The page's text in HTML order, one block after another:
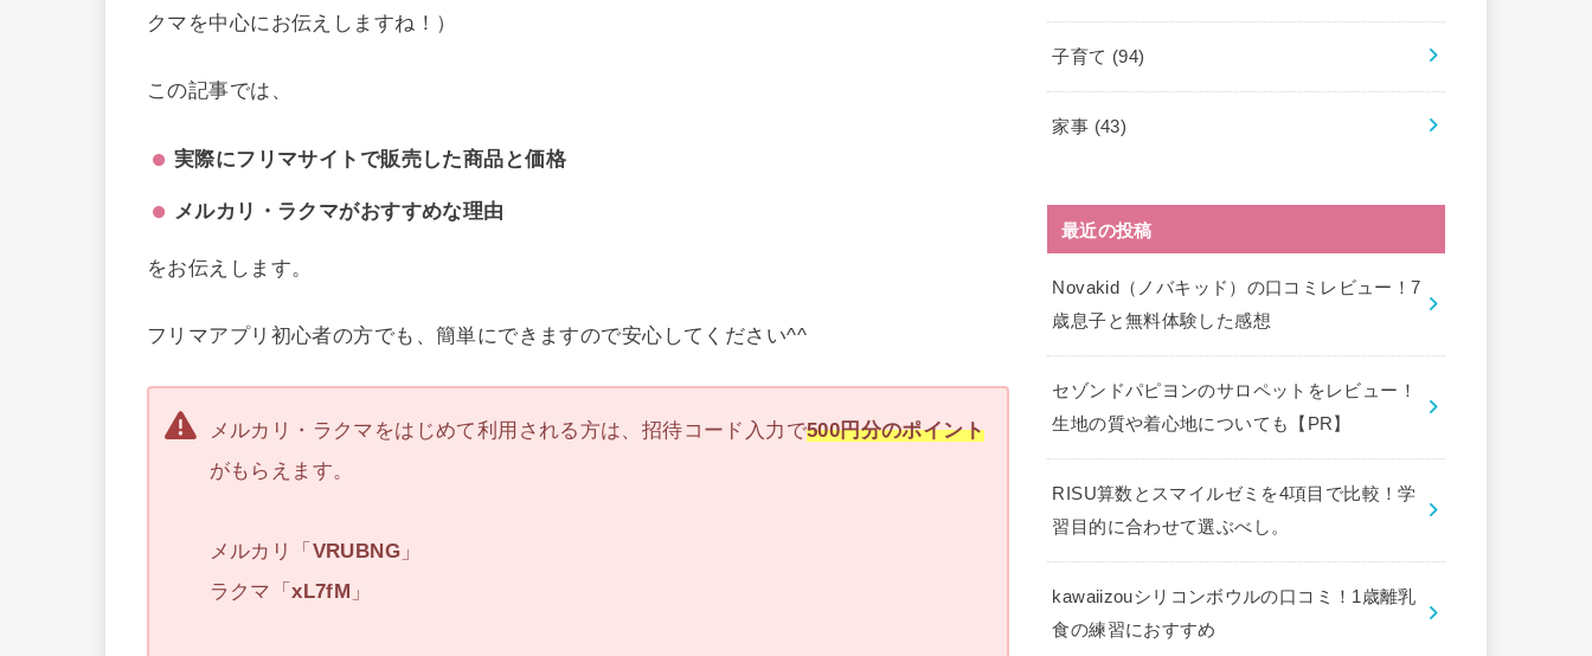
クマを中心にお伝えしますね！）
この記事では、
実際にフリマサイトで販売した商品と価格
メルカリ・ラクマがおすすめな理由
をお伝えします。
フリマアプリ初心者の方でも、簡単にできますので安心してください^^
メルカリ・ラクマをはじめて利用される方は、招待コード入力で500円分のポイント
がもらえます。
メルカリ「 VRUBNG」
ラクマ「xL7fM 」
子育て (94)
家事 (43)
最近の投稿
Novakid（ノバキッド）の口コミレビュー！7
歳息子と無料体験した感想
セゾンドパピヨンのサロペットをレビュー！
生地の質や着心地についても【PR】
RISU算数とスマイルゼミを4項目で比較！学
習目的に合わせて選ぶべし。
kawaiizouシリコンボウルの口コミ！1歳離乳
食の練習におすすめ